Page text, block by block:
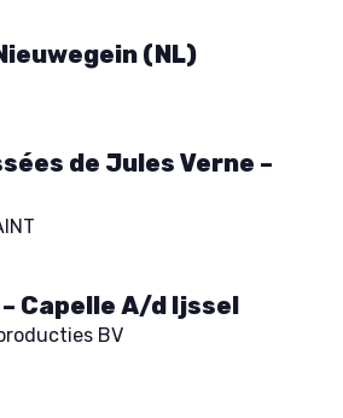
(NL)
de Jules Verne –
– Capelle A/d Ijssel
BV